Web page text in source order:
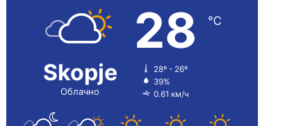
Skopje
Облачно
28 ℃
28º - 26º
39%
0.61 км/ч